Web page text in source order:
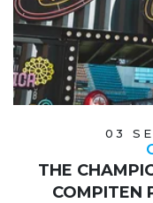
03
THE
COMPITEN